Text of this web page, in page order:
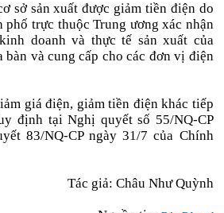
sở sản xuất được giảm tiền điện do
phố trực thuộc Trung ương xác nhận
doanh và thực tế sản xuất của
bàn và cung cấp cho các đơn vị điện
giá điện, giảm tiền điện khác tiếp
định tại Nghị quyết số 55/NQ-CP
83/NQ-CP ngày 31/7 của Chính
Tác giả: Châu Như Quỳnh